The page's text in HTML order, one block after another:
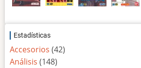
Estadísticas
Accesorios (42)
Análisis (148)